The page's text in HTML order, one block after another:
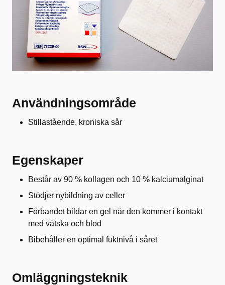
Användningsområde
Stillastående, kroniska sår
Egenskaper
Består av 90 % kollagen och 10 % kalciumalginat
Stödjer nybildning av celler
Förbandet bildar en gel när den kommer i kontakt
med vätska och blod
Bibehåller en optimal fuktnivå i såret
Omläggningsteknik